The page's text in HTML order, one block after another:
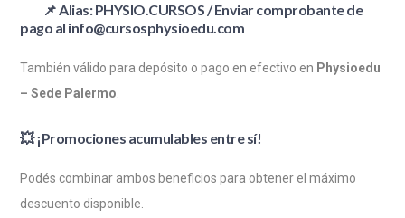
📌 Alias: PHYSIO.CURSOS / Enviar comprobante de
pago al info@cursosphysioedu.com
También válido para depósito o pago en efectivo en Physioedu
– Sede Palermo
💥¡Promociones acumulables entre sí!
Podés combinar ambos beneficios para obtener el máximo
descuento disponible.